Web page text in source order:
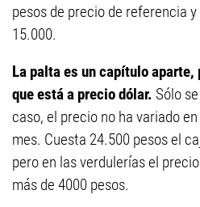
pesos de precio de referencia
15.000.
La palta es un capítulo aparte,
que está a precio dólar. Sólo
caso, el precio no ha variado
mes. Cuesta 24.500 pesos el
pero en las verdulerías el
más de 4000 pesos.